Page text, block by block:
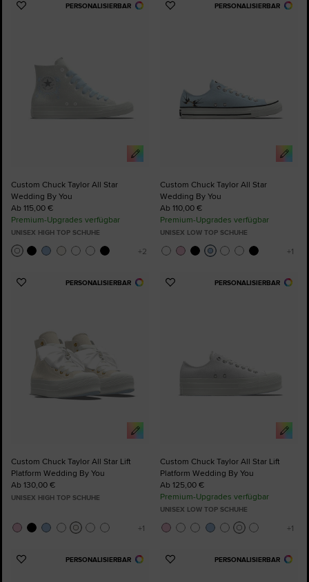
PERSONALISIERBAR
Zu
Custom Chuck Taylor All Star
Wedding By You
Ab 115,00 €
Premium-Upgrades verfügbar
UNISEX HIGH TOP SCHUHE
PERSONALISIERBAR
Zu
Custom Chuck Taylor All Star
Wedding By You
Ab 110,00 €
Premium-Upgrades verfügbar
UNISEX LOW TOP SCHUHE
PERSONALISIERBAR
Zu
Custom Chuck Taylor All Star Lift
Platform Wedding By You
Ab 130,00 €
UNISEX HIGH TOP SCHUHE
PERSONALISIERBAR
Zu
Custom Chuck Taylor All Star Lift
Platform Wedding By You
Ab 125,00 €
Premium-Upgrades verfügbar
UNISEX LOW TOP SCHUHE
PERSONALISIERBAR
Zu
PERSONALISIERBAR
Zu